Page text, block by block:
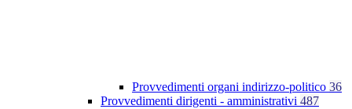
Provvedimenti organi indirizzo-politico 36
Provvedimenti dirigenti - amministrativi 487